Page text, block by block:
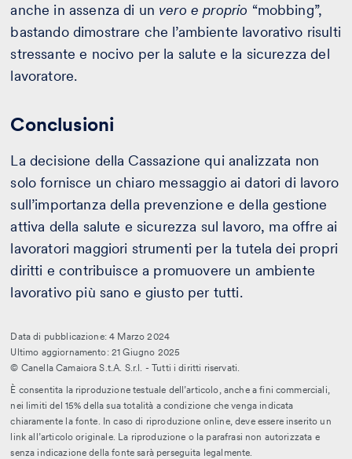
anche in assenza di un vero e proprio “mobbing”,
bastando dimostrare che l’ambiente lavorativo risulti
stressante e nocivo per la salute e la sicurezza del
lavoratore.
Conclusioni
La decisione della Cassazione qui analizzata non
solo fornisce un chiaro messaggio ai datori di lavoro
sull’importanza della prevenzione e della gestione
attiva della salute e sicurezza sul lavoro, ma offre ai
lavoratori maggiori strumenti per la tutela dei propri
diritti e contribuisce a promuovere un ambiente
lavorativo più sano e giusto per tutti.
Data di pubblicazione: 4 Marzo 2024
Ultimo aggiornamento: 21 Giugno 2025
© Canella Camaiora S.t.A. S.r.l. - Tutti i diritti riservati.
È consentita la riproduzione testuale dell’articolo, anche a fini commerciali,
nei limiti del 15% della sua totalità a condizione che venga indicata
chiaramente la fonte. In caso di riproduzione online, deve essere inserito un
link all’articolo originale. La riproduzione o la parafrasi non autorizzata e
senza indicazione della fonte sarà perseguita legalmente.